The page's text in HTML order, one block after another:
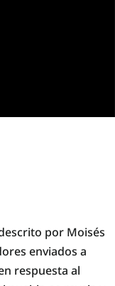
por Moisés
enviados a
respuesta al